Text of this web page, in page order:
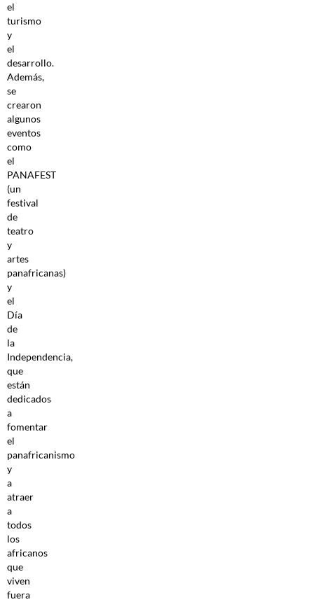
el
turismo
y
el
desarrollo.
Además,
se
crearon
algunos
eventos
como
el
PANAFEST
(un
festival
de
teatro
y
artes
panafricanas)
y
el
Día
de
la
Independencia,
que
están
dedicados
a
fomentar
el
panafricanismo
y
a
atraer
a
todos
los
africanos
que
viven
fuera